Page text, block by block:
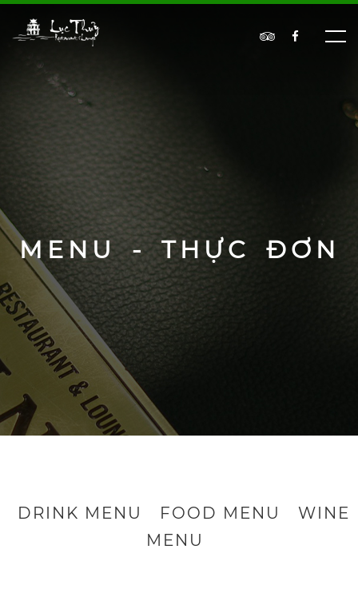
MENU - THỰC ĐƠN
DRINK MENU FOOD MENU
WINE
MENU